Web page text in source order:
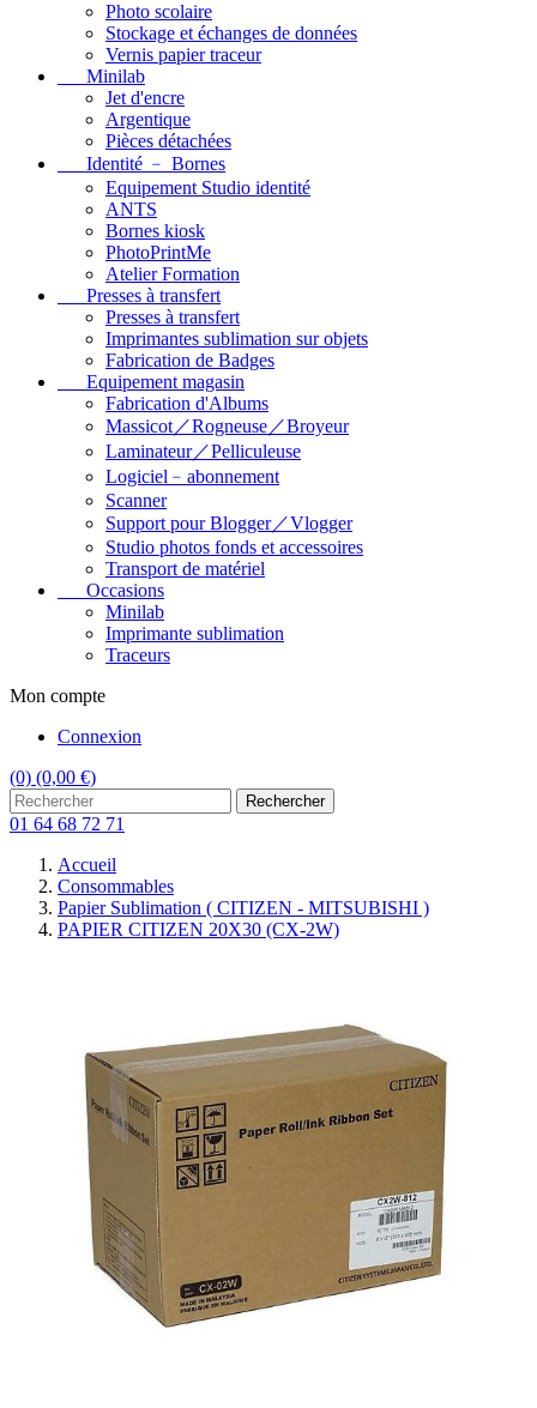
Photo scolaire
Stockage et échanges de données
Vernis papier traceur
Minilab
Jet d'encre
Argentique
Pièces détachées
Identité ﹣ Bornes
Equipement Studio identité
ANTS
Bornes kiosk
PhotoPrintMe
Atelier Formation
Presses à transfert
Presses à transfert
Imprimantes sublimation sur objets
Fabrication de Badges
Equipement magasin
Fabrication d'Albums
Massicot／Rogneuse／Broyeur
Laminateur／Pelliculeuse
Logiciel﹣abonnement
Scanner
Support pour Blogger／Vlogger
Studio photos fonds et accessoires
Transport de matériel
Occasions
Minilab
Imprimante sublimation
Traceurs
Mon compte
Connexion
(0) (0,00 €)
Rechercher
01 64 68 72 71
Accueil
Consommables
Papier Sublimation ( CITIZEN - MITSUBISHI )
PAPIER CITIZEN 20X30 (CX-2W)